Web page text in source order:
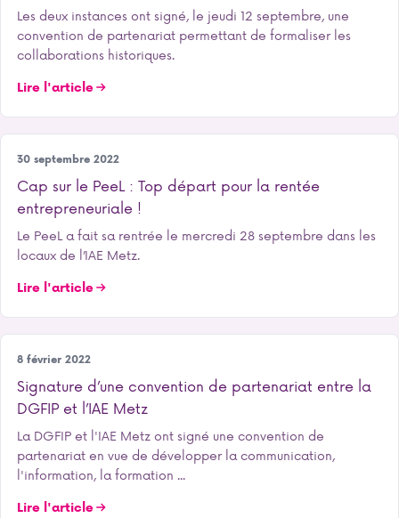
Les deux instances ont signé, le jeudi 12 septembre, une
convention de partenariat permettant de formaliser les
collaborations historiques.
Lire l'article
Entrepreneuriat
30 septembre 2022
Cap sur le PeeL : Top départ pour la rentée
entrepreneuriale !
Le PeeL a fait sa rentrée le mercredi 28 septembre dans les
locaux de l’IAE Metz.
Lire l'article
Notre école
8 février 2022
Signature d’une convention de partenariat entre la
DGFIP et l’IAE Metz
La DGFIP et l'IAE Metz ont signé une convention de
partenariat en vue de développer la communication,
l'information, la formation ...
Lire l'article